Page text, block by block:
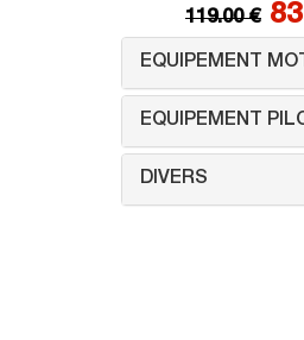
119.00 €
EQUIPEMENT
EQUIPEMENT
DIVERS